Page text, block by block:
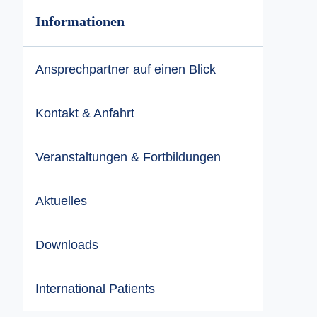
Informationen
Ansprechpartner auf einen Blick
Kontakt & Anfahrt
Veranstaltungen & Fortbildungen
Aktuelles
Downloads
International Patients